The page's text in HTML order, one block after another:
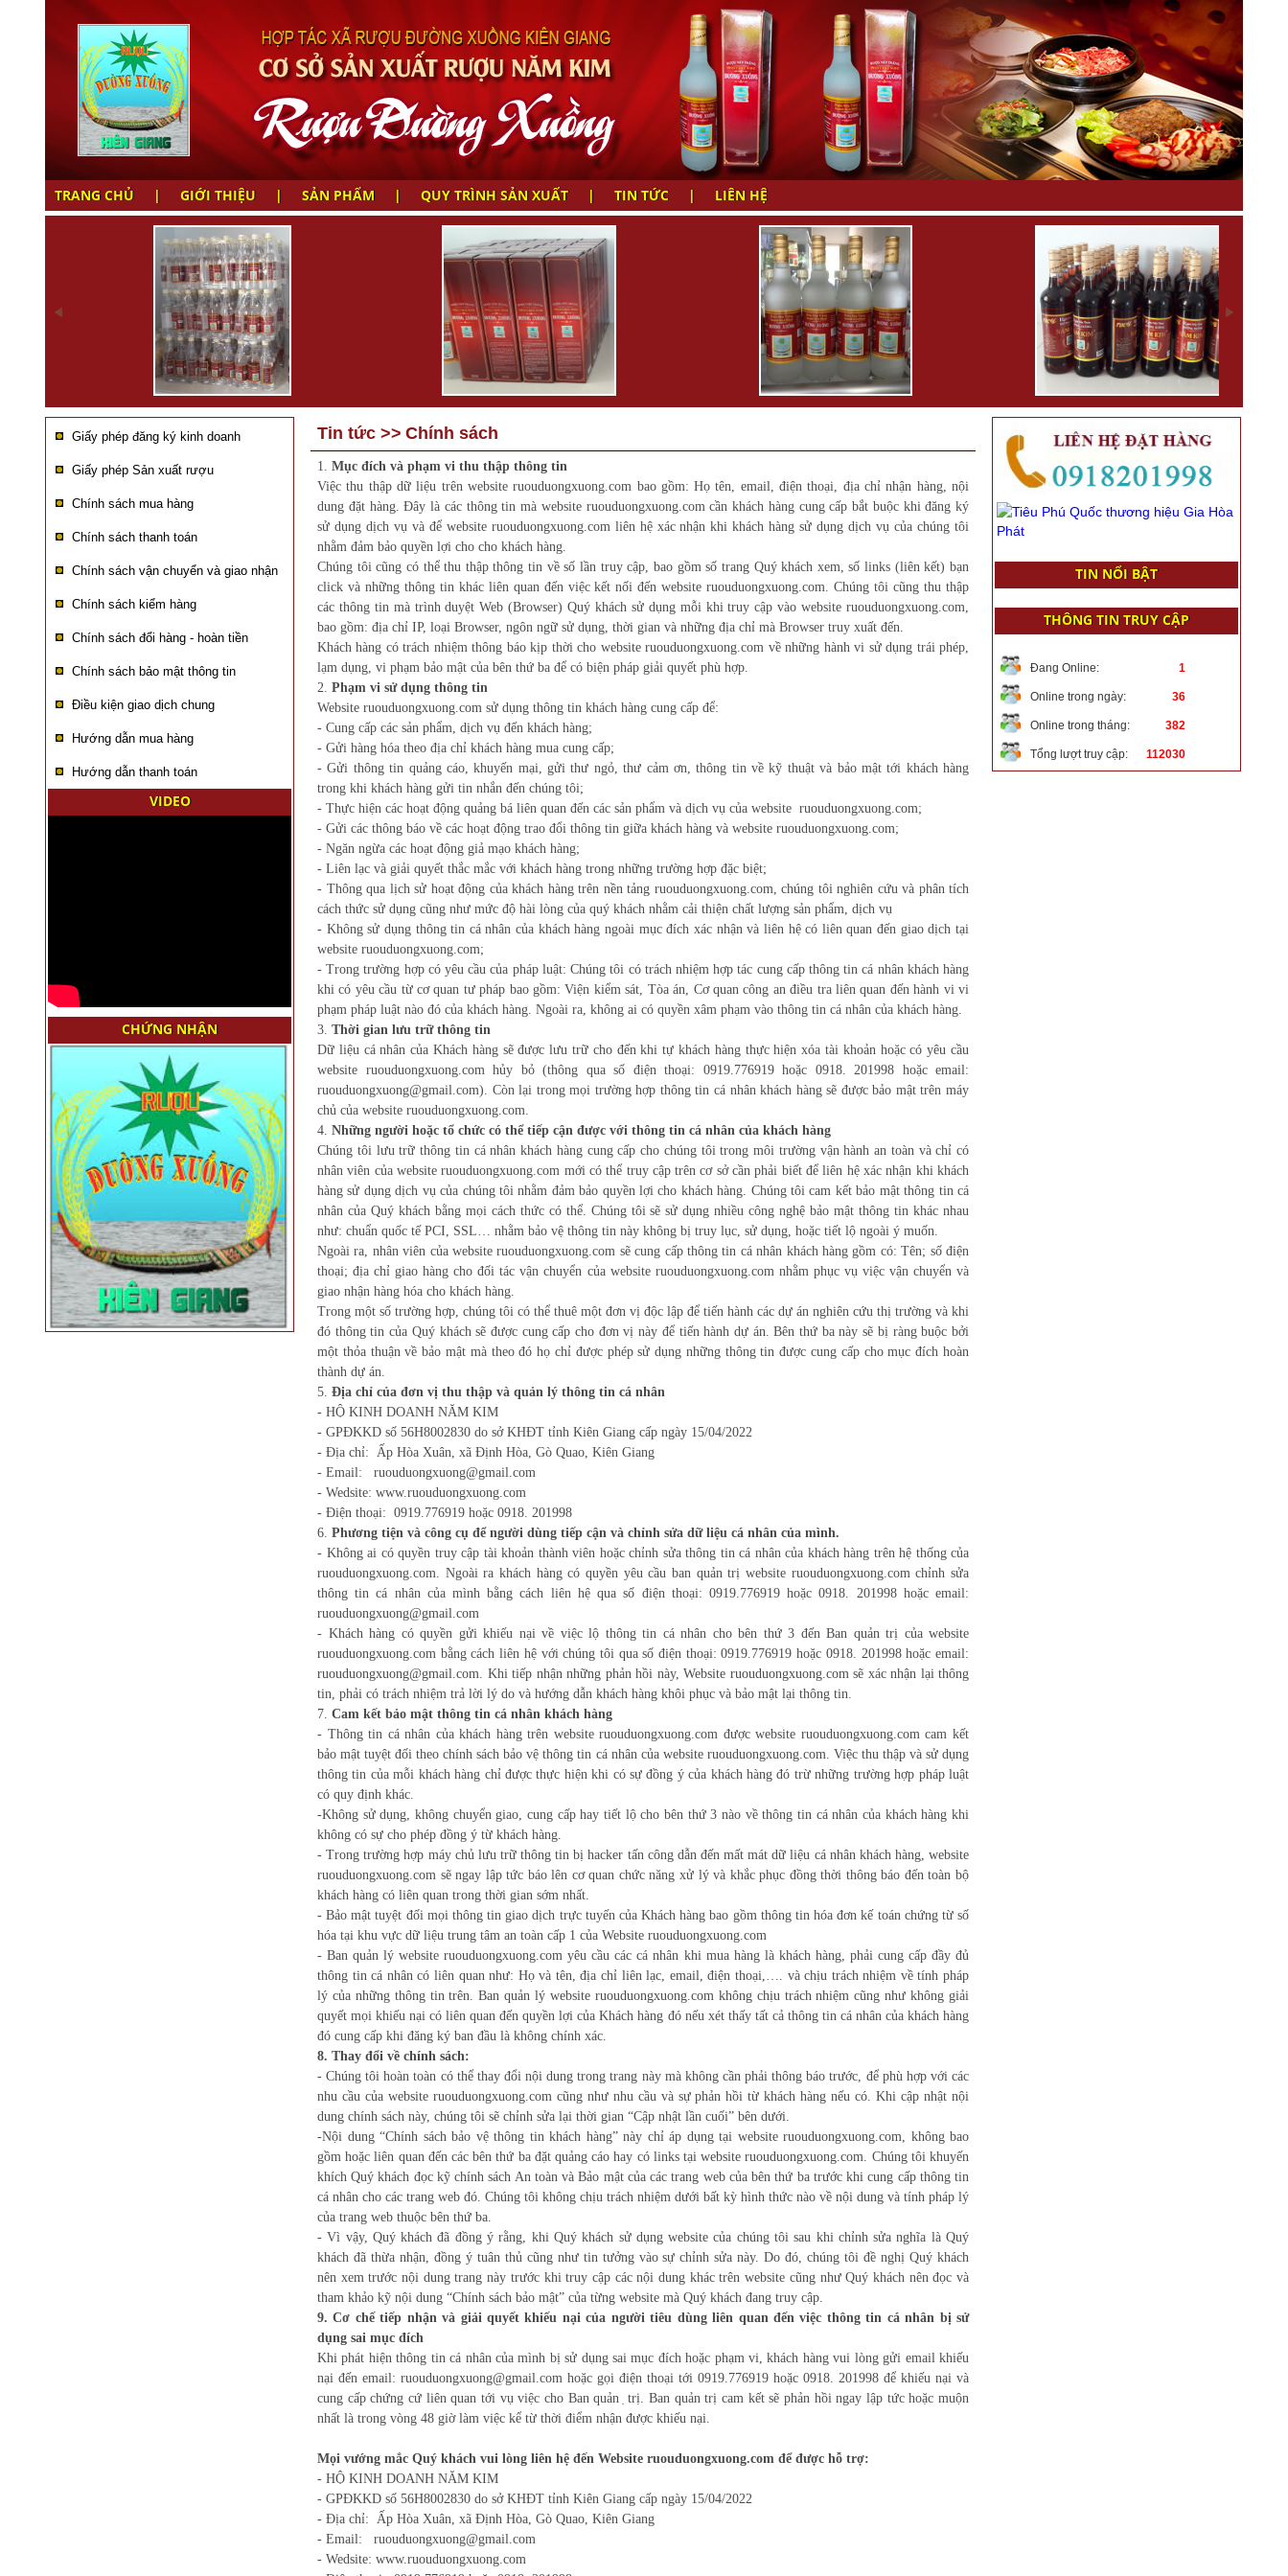
TRANG CHỦ | GIỚI THIỆU | SẢN PHẨM | QUY TRÌNH SẢN XUẤT | TIN TỨC | LIÊN HỆ
Giấy phép đăng ký kinh doanh
Giấy phép Sản xuất rượu
Chính sách mua hàng
Chính sách thanh toán
Chính sách vận chuyển và giao nhận
Chính sách kiểm hàng
Chính sách đổi hàng - hoàn tiền
Chính sách bảo mật thông tin
Điều kiện giao dịch chung
Hướng dẫn mua hàng
Hướng dẫn thanh toán
VIDEO
CHỨNG NHẬN
Tin tức >> Chính sách
1. Mục đích và phạm vi thu thập thông tin
Việc thu thập dữ liệu trên website ruouduongxuong.com bao gồm: Họ tên, email, điện thoại, địa chỉ nhận hàng, nội
dung đặt hàng. Đây là các thông tin mà website ruouduongxuong.com cần khách hàng cung cấp bắt buộc khi đăng ký
sử dụng dịch vụ và để website ruouduongxuong.com liên hệ xác nhận khi khách hàng sử dụng dịch vụ của chúng tôi
nhằm đảm bảo quyền lợi cho cho khách hàng.
Chúng tôi cũng có thể thu thập thông tin về số lần truy cập, bao gồm số trang Quý khách xem, số links (liên kết) bạn
click và những thông tin khác liên quan đến việc kết nối đến website ruouduongxuong.com. Chúng tôi cũng thu thập
các thông tin mà trình duyệt Web (Browser) Quý khách sử dụng mỗi khi truy cập vào website ruouduongxuong.com,
bao gồm: địa chỉ IP, loại Browser, ngôn ngữ sử dụng, thời gian và những địa chỉ mà Browser truy xuất đến.
Khách hàng có trách nhiệm thông báo kịp thời cho website ruouduongxuong.com về những hành vi sử dụng trái phép,
lạm dụng, vi phạm bảo mật của bên thứ ba để có biện pháp giải quyết phù hợp.
2. Phạm vi sử dụng thông tin
Website ruouduongxuong.com sử dụng thông tin khách hàng cung cấp để:
- Cung cấp các sản phẩm, dịch vụ đến khách hàng;
- Gửi hàng hóa theo địa chỉ khách hàng mua cung cấp;
- Gửi thông tin quảng cáo, khuyến mại, gửi thư ngỏ, thư cảm ơn, thông tin về kỹ thuật và bảo mật tới khách hàng
trong khi khách hàng gửi tin nhắn đến chúng tôi;
- Thực hiện các hoạt động quảng bá liên quan đến các sản phẩm và dịch vụ của website ruouduongxuong.com;
- Gửi các thông báo về các hoạt động trao đổi thông tin giữa khách hàng và website ruouduongxuong.com;
- Ngăn ngừa các hoạt động giả mạo khách hàng;
- Liên lạc và giải quyết thắc mắc với khách hàng trong những trường hợp đặc biệt;
- Thông qua lịch sử hoạt động của khách hàng trên nền tảng ruouduongxuong.com, chúng tôi nghiên cứu và phân tích
cách thức sử dụng cũng như mức độ hài lòng của quý khách nhằm cải thiện chất lượng sản phẩm, dịch vụ
- Không sử dụng thông tin cá nhân của khách hàng ngoài mục đích xác nhận và liên hệ có liên quan đến giao dịch tại
website ruouduongxuong.com;
- Trong trường hợp có yêu cầu của pháp luật: Chúng tôi có trách nhiệm hợp tác cung cấp thông tin cá nhân khách hàng
khi có yêu cầu từ cơ quan tư pháp bao gồm: Viện kiểm sát, Tòa án, Cơ quan công an điều tra liên quan đến hành vi vi
phạm pháp luật nào đó của khách hàng. Ngoài ra, không ai có quyền xâm phạm vào thông tin cá nhân của khách hàng.
3. Thời gian lưu trữ thông tin
Dữ liệu cá nhân của Khách hàng sẽ được lưu trữ cho đến khi tự khách hàng thực hiện xóa tài khoản hoặc có yêu cầu
website ruouduongxuong.com hủy bỏ (thông qua số điện thoại: 0919.776919 hoặc 0918. 201998 hoặc email:
ruouduongxuong@gmail.com). Còn lại trong mọi trường hợp thông tin cá nhân khách hàng sẽ được bảo mật trên máy
chủ của website ruouduongxuong.com.
4. Những người hoặc tổ chức có thể tiếp cận được với thông tin cá nhân của khách hàng
Chúng tôi lưu trữ thông tin cá nhân khách hàng cung cấp cho chúng tôi trong môi trường vận hành an toàn và chỉ có
nhân viên của website ruouduongxuong.com mới có thể truy cập trên cơ sở cần phải biết để liên hệ xác nhận khi khách
hàng sử dụng dịch vụ của chúng tôi nhằm đảm bảo quyền lợi cho khách hàng. Chúng tôi cam kết bảo mật thông tin cá
nhân của Quý khách bằng mọi cách thức có thể. Chúng tôi sẽ sử dụng nhiều công nghệ bảo mật thông tin khác nhau
như: chuẩn quốc tế PCI, SSL… nhằm bảo vệ thông tin này không bị truy lục, sử dụng, hoặc tiết lộ ngoài ý muốn.
Ngoài ra, nhân viên của website ruouduongxuong.com sẽ cung cấp thông tin cá nhân khách hàng gồm có: Tên; số điện
thoại; địa chỉ giao hàng cho đối tác vận chuyển của website ruouduongxuong.com nhằm phục vụ việc vận chuyển và
giao nhận hàng hóa cho khách hàng.
Trong một số trường hợp, chúng tôi có thể thuê một đơn vị độc lập để tiến hành các dự án nghiên cứu thị trường và khi
đó thông tin của Quý khách sẽ được cung cấp cho đơn vị này để tiến hành dự án. Bên thứ ba này sẽ bị ràng buộc bởi
một thỏa thuận về bảo mật mà theo đó họ chỉ được phép sử dụng những thông tin được cung cấp cho mục đích hoàn
thành dự án.
5. Địa chỉ của đơn vị thu thập và quản lý thông tin cá nhân
- HỘ KINH DOANH NĂM KIM
- GPĐKKD số 56H8002830 do sở KHĐT tỉnh Kiên Giang cấp ngày 15/04/2022
- Địa chỉ: Ấp Hòa Xuân, xã Định Hòa, Gò Quao, Kiên Giang
- Email: ruouduongxuong@gmail.com
- Wedsite: www.ruouduongxuong.com
- Điện thoại: 0919.776919 hoặc 0918. 201998
6. Phương tiện và công cụ để người dùng tiếp cận và chỉnh sửa dữ liệu cá nhân của mình.
- Không ai có quyền truy cập tài khoản thành viên hoặc chỉnh sửa thông tin cá nhân của khách hàng trên hệ thống của
ruouduongxuong.com. Ngoài ra khách hàng có quyền yêu cầu ban quản trị website ruouduongxuong.com chỉnh sửa
thông tin cá nhân của mình bằng cách liên hệ qua số điện thoại: 0919.776919 hoặc 0918. 201998 hoặc email:
ruouduongxuong@gmail.com
- Khách hàng có quyền gửi khiếu nại về việc lộ thông tin cá nhân cho bên thứ 3 đến Ban quản trị của website
ruouduongxuong.com bằng cách liên hệ với chúng tôi qua số điện thoại: 0919.776919 hoặc 0918. 201998 hoặc email:
ruouduongxuong@gmail.com. Khi tiếp nhận những phản hồi này, Website ruouduongxuong.com sẽ xác nhận lại thông
tin, phải có trách nhiệm trả lời lý do và hướng dẫn khách hàng khôi phục và bảo mật lại thông tin.
7. Cam kết bảo mật thông tin cá nhân khách hàng
- Thông tin cá nhân của khách hàng trên website ruouduongxuong.com được website ruouduongxuong.com cam kết
bảo mật tuyệt đối theo chính sách bảo vệ thông tin cá nhân của website ruouduongxuong.com. Việc thu thập và sử dụng
thông tin của mỗi khách hàng chỉ được thực hiện khi có sự đồng ý của khách hàng đó trừ những trường hợp pháp luật
có quy định khác.
-Không sử dụng, không chuyển giao, cung cấp hay tiết lộ cho bên thứ 3 nào về thông tin cá nhân của khách hàng khi
không có sự cho phép đồng ý từ khách hàng.
- Trong trường hợp máy chủ lưu trữ thông tin bị hacker tấn công dẫn đến mất mát dữ liệu cá nhân khách hàng, website
ruouduongxuong.com sẽ ngay lập tức báo lên cơ quan chức năng xử lý và khắc phục đồng thời thông báo đến toàn bộ
khách hàng có liên quan trong thời gian sớm nhất.
- Bảo mật tuyệt đối mọi thông tin giao dịch trực tuyến của Khách hàng bao gồm thông tin hóa đơn kế toán chứng từ số
hóa tại khu vực dữ liệu trung tâm an toàn cấp 1 của Website ruouduongxuong.com
- Ban quản lý website ruouduongxuong.com yêu cầu các cá nhân khi mua hàng là khách hàng, phải cung cấp đầy đủ
thông tin cá nhân có liên quan như: Họ và tên, địa chỉ liên lạc, email, điện thoại,…. và chịu trách nhiệm về tính pháp
lý của những thông tin trên. Ban quản lý website ruouduongxuong.com không chịu trách nhiệm cũng như không giải
quyết mọi khiếu nại có liên quan đến quyền lợi của Khách hàng đó nếu xét thấy tất cả thông tin cá nhân của khách hàng
đó cung cấp khi đăng ký ban đầu là không chính xác.
8. Thay đổi về chính sách:
- Chúng tôi hoàn toàn có thể thay đổi nội dung trong trang này mà không cần phải thông báo trước, để phù hợp với các
nhu cầu của website ruouduongxuong.com cũng như nhu cầu và sự phản hồi từ khách hàng nếu có. Khi cập nhật nội
dung chính sách này, chúng tôi sẽ chỉnh sửa lại thời gian “Cập nhật lần cuối” bên dưới.
-Nội dung “Chính sách bảo vệ thông tin khách hàng” này chỉ áp dụng tại website ruouduongxuong.com, không bao
gồm hoặc liên quan đến các bên thứ ba đặt quảng cáo hay có links tại website ruouduongxuong.com. Chúng tôi khuyến
khích Quý khách đọc kỹ chính sách An toàn và Bảo mật của các trang web của bên thứ ba trước khi cung cấp thông tin
cá nhân cho các trang web đó. Chúng tôi không chịu trách nhiệm dưới bất kỳ hình thức nào về nội dung và tính pháp lý
của trang web thuộc bên thứ ba.
- Vì vậy, Quý khách đã đồng ý rằng, khi Quý khách sử dụng website của chúng tôi sau khi chỉnh sửa nghĩa là Quý
khách đã thừa nhận, đồng ý tuân thủ cũng như tin tưởng vào sự chỉnh sửa này. Do đó, chúng tôi đề nghị Quý khách
nên xem trước nội dung trang này trước khi truy cập các nội dung khác trên website cũng như Quý khách nên đọc và
tham khảo kỹ nội dung “Chính sách bảo mật” của từng website mà Quý khách đang truy cập.
9.Cơ chế tiếp nhận và giải quyết khiếu nại của người tiêu dùng liên quan đến việc thông tin cá nhân bị sử
dụng sai mục đích
Khi phát hiện thông tin cá nhân của mình bị sử dụng sai mục đích hoặc phạm vi, khách hàng vui lòng gửi email khiếu
nại đến email: ruouduongxuong@gmail.com hoặc gọi điện thoại tới 0919.776919 hoặc 0918. 201998 để khiếu nại và
cung cấp chứng cứ liên quan tới vụ việc cho Ban quản ̣ trị. Ban quản trị cam kết sẽ phản hồi ngay lập tức hoặc muộn
nhất là trong vòng 48 giờ làm việc kể từ thời điểm nhận được khiếu nại.
Mọi vướng mắc Quý khách vui lòng liên hệ đến Website ruouduongxuong.com để được hỗ trợ:
- HỘ KINH DOANH NĂM KIM
- GPĐKKD số 56H8002830 do sở KHĐT tỉnh Kiên Giang cấp ngày 15/04/2022
- Địa chỉ: Ấp Hòa Xuân, xã Định Hòa, Gò Quao, Kiên Giang
- Email: ruouduongxuong@gmail.com
- Wedsite: www.ruouduongxuong.com
TIN NỔI BẬT
THÔNG TIN TRUY CẬP
Đang Online: 1
Online trong ngày: 36
Online trong tháng: 382
Tổng lượt truy cập: 112030